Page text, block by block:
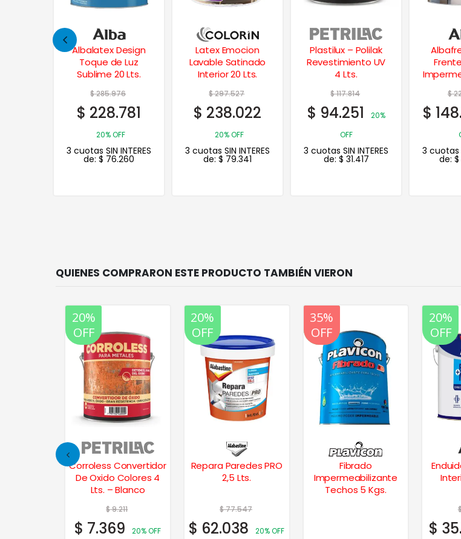
Latex Emocion
Lavable Satinado
Interior 20 Lts.
$297.527
$238.022
20% OFF
3 cuotas SIN INTERES
de:$ 79.341
Plastilux – Polilak
Revestimiento UV
4 Lts.
$117.814
$94.251
20%
OFF
3 cuotas SIN INTERES
de:$ 31.417
Albafrent Latex
Frentes Muros
Impermeabilizante
$227.918
$148.147
35%
OFF
3 cuotas SIN INTERES
de: $49.382
Frentes
$
$
3 cuotas
de:$
20%
OFF
Corroless Convertidor
De Oxido Colores 4
Lts. – Blanco
9.211
$7.369 20% OFF
20%
OFF
Repara Paredes PRO
2,5 Lts.
77.547
$62.038 20% OFF
20%
OFF
35%
OFF
Fibrado
Impermeabilizante
Techos 5 Kgs.
20%
OFF
$